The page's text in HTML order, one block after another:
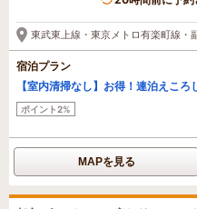
東武東上線・東京メトロ有楽町線・
宿泊プラン
【室内清掃なし】お得！連泊えこ
ポイント2%
MAPを見る